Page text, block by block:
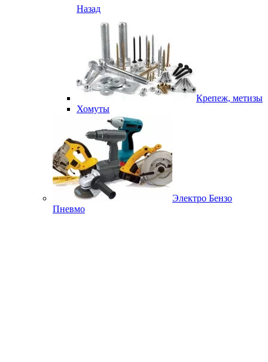
Назад
Крепеж, метизы
Хомуты
Электро Бензо
Пневмо